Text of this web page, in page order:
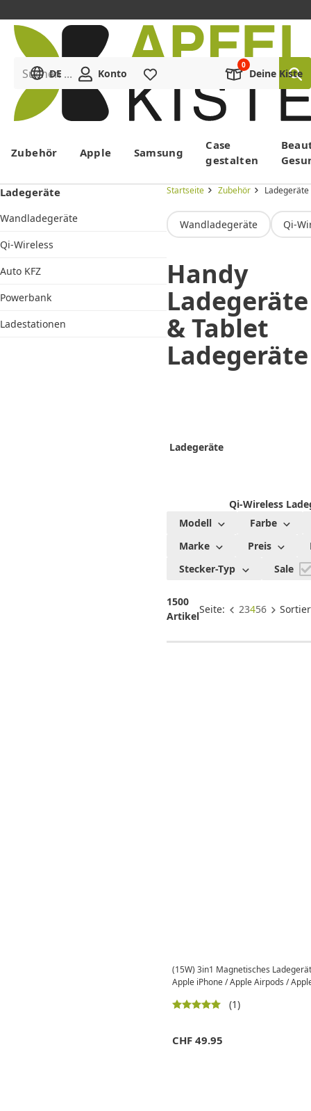
Menü
Suchen ...
DE Konto Deine Kiste
Zubehör Apple Samsung
Case
gestalten
Ladegeräte
Wandladegeräte
Qi-Wireless
Auto KFZ
Powerbank
Ladestationen
Startseite Zubehör Ladegeräte
Wandladegeräte Qi-
Handy
Ladegeräte
& Tablet
Ladegeräte
Ladegeräte
Qi-Wireless
Modell
Farbe
Marke
Preis
Stecker-Typ
Sale
1500
Artikel
Seite: 23456
(15W) 3in1 Magnetisches
Apple iPhone / Apple Airpods /
(1)
CHF 49.95